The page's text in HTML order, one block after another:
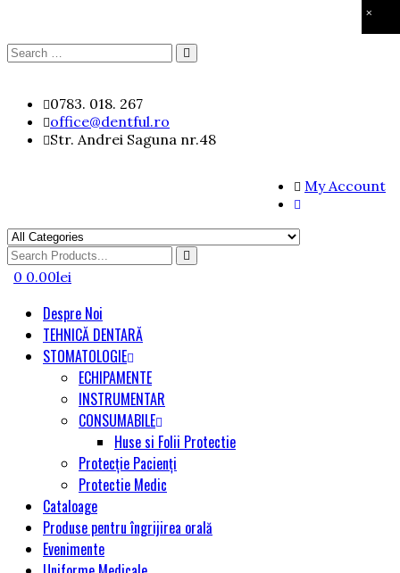
×
Search
content
0783. 018. 267
office@dentful.ro
Str. Andrei Saguna nr.48
My Account
Search
for
0 0.00lei
Despre Noi
TEHNICĂ DENTARĂ
STOMATOLOGIE
ECHIPAMENTE
INSTRUMENTAR
CONSUMABILE
Huse si Folii Protectie
Protecție Pacienți
Protectie Medic
Cataloage
Produse pentru îngrijirea orală
Evenimente